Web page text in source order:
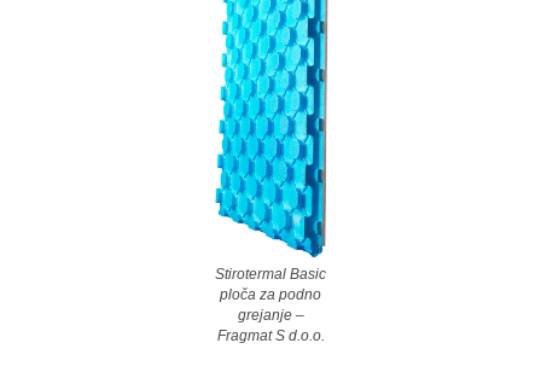
Stirotermal Basic
ploča za podno
grejanje –
Fragmat S d.o.o.